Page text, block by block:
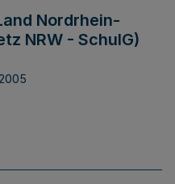
Nordrhein-
NRW - SchulG)